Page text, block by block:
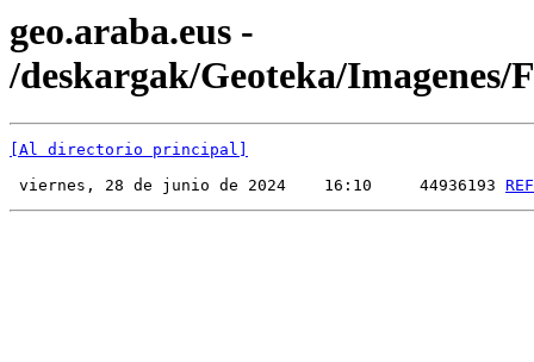
geo.araba.eus -
/deskargak/Geoteka/Imagenes/
[Al directorio principal]
viernes, 28 de junio de 2024    16:10     44936193